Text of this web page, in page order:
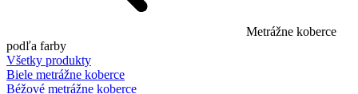
Metrážne koberce
podľa farby
Všetky produkty
Biele metrážne koberce
Béžové metrážne koberce